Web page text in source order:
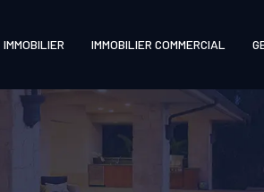
IMMOBILIER COMMERCIAL